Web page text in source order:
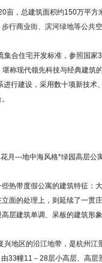
，总建筑面积约150万平方
行商业街、滨河绿地等公共
合住宅开发标准，参照国家
称现代领先科技与经典建筑
行建设，采用数十项新技
---地中海风格*绿园高层公
带度假公寓的建筑特征：
面的处理上，则延续了一贯
层建筑单调、呆板的建筑形象
地区的沿江地带，是杭州江
33幢11－28层小高层、高